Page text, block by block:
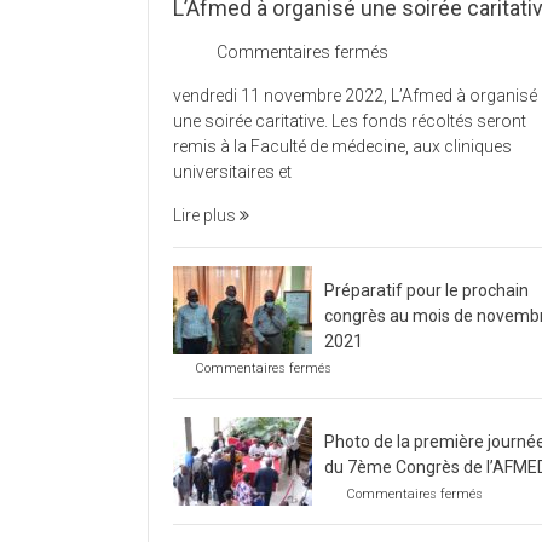
L’Afmed à organisé une soirée
Commentaires fermés
à
organisé
une
vendredi 11 novembre 2022, L’Afmed à organisé
une soirée caritative. Les fonds récoltés seront
remis à la Faculté de médecine, aux cliniques
universitaires et
Lire plus
Préparatif pour le prochain
congrès au mois de
2021
Commentaires fermés
prochain
congrès
mois
de
Photo de la première
du 7ème Congrès de
Commentaires fermés